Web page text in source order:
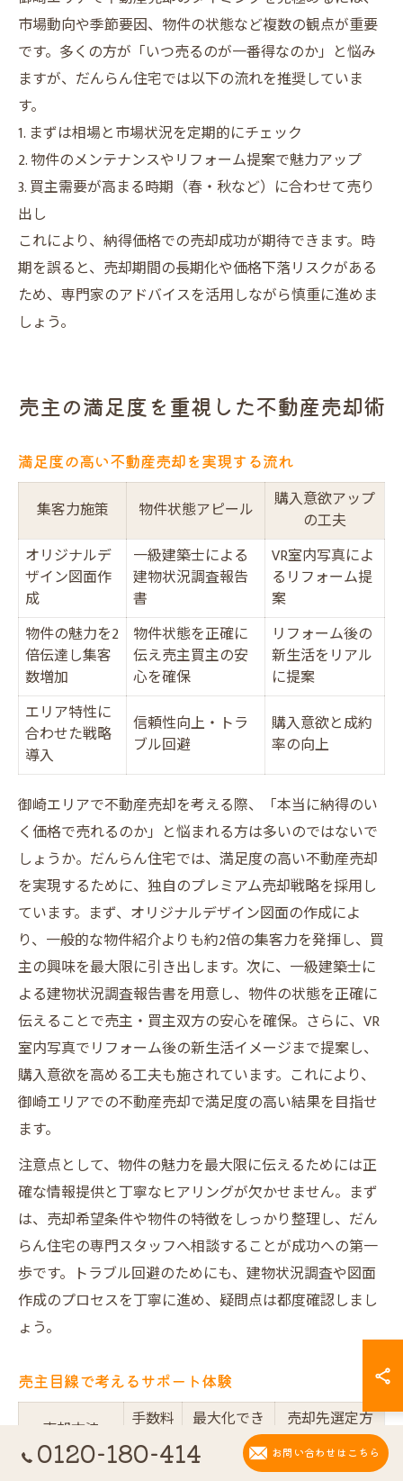
市場動向や季節要因、物件の状態など複数の観点が重要
です。多くの方が「いつ売るのが一番得なのか」と悩み
ますが、だんらん住宅では以下の流れを推奨していま
す。
1. まずは相場と市場状況を定期的にチェック
2. 物件のメンテナンスやリフォーム提案で魅力アップ
3. 買主需要が高まる時期（春・秋など）に合わせて売り
出し
これにより、納得価格での売却成功が期待できます。時
期を誤ると、売却期間の長期化や価格下落リスクがある
ため、専門家のアドバイスを活用しながら慎重に進めま
しょう。
売主の満足度を重視した不動産売却術
満足度の高い不動産売却を実現する流れ
集客力施策 物件状態アピール
購入意欲アップ
の工夫
オリジナルデ
ザイン図面作
成
一級建築士による
建物状況調査報告
書
VR室内写真によ
るリフォーム提
案
物件の魅力を2
倍伝達し集客
数増加
物件状態を正確に
伝え売主買主の安
心を確保
リフォーム後の
新生活をリアル
に提案
エリア特性に
合わせた戦略
導入
信頼性向上・トラ
ブル回避
購入意欲と成約
率の向上
御崎エリアで不動産売却を考える際、「本当に納得のい
く価格で売れるのか」と悩まれる方は多いのではないで
しょうか。だんらん住宅では、満足度の高い不動産売却
を実現するために、独自のプレミアム売却戦略を採用し
ています。まず、オリジナルデザイン図面の作成によ
り、一般的な物件紹介よりも約2倍の集客力を発揮し、買
主の興味を最大限に引き出します。次に、一級建築士に
よる建物状況調査報告書を用意し、物件の状態を正確に
伝えることで売主・買主双方の安心を確保。さらに、VR
室内写真でリフォーム後の新生活イメージまで提案し、
購入意欲を高める工夫も施されています。これにより、
御崎エリアでの不動産売却で満足度の高い結果を目指せ
ます。
注意点として、物件の魅力を最大限に伝えるためには正
確な情報提供と丁寧なヒアリングが欠かせません。まず
は、売却希望条件や物件の特徴をしっかり整理し、だん
らん住宅の専門スタッフへ相談することが成功への第一
歩です。トラブル回避のためにも、建物状況調査や図面
作成のプロセスを丁寧に進め、疑問点は都度確認しまし
ょう。
売主目線で考えるサポート体験
売却方法
手数料
の有無
最大化でき
る手取り額
売却先選定方
法
0120-180-414 お問い合わせはこちら